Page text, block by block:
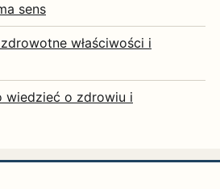
sens
właściwości i
wiedzieć o zdrowiu i